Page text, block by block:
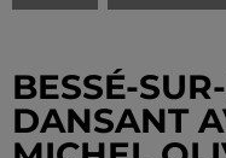
BESSÉ-
DANSANT